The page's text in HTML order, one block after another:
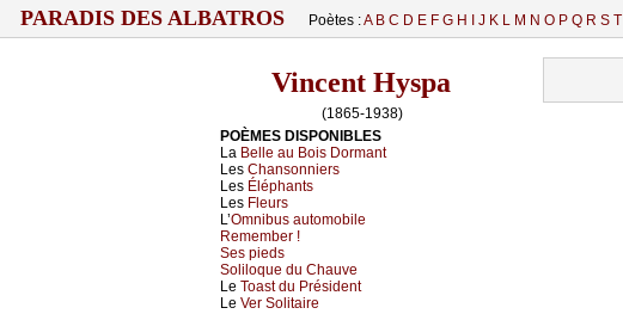
PARADIS DES ALBATROS Poètes :A B C D E F G H J K L M N O P Q R S T
Vincent Hyspa
(1865-1938)
POÈMES DISPONIBLES
La Belle au Bois Dormant
Les Chansonniers
Les Éléphants
Les Fleurs
L’Omnibus automobile
Remember !
Ses pieds
Soliloque du Chauve
Le Toast du Président
Le Ver Solitaire